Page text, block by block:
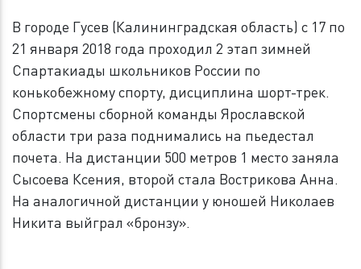
В городе Гусев (Калининградская область) с 17 по
21 января 2018 года проходил 2 этап зимней
Спартакиады школьников России по
конькобежному спорту, дисциплина шорт-трек.
Спортсмены сборной команды Ярославской
области три раза поднимались на пьедестал
почета. На дистанции 500 метров 1 место заняла
Сысоева Ксения, второй стала Вострикова Анна.
На аналогичной дистанции у юношей Николаев
Никита выйграл «бронзу».